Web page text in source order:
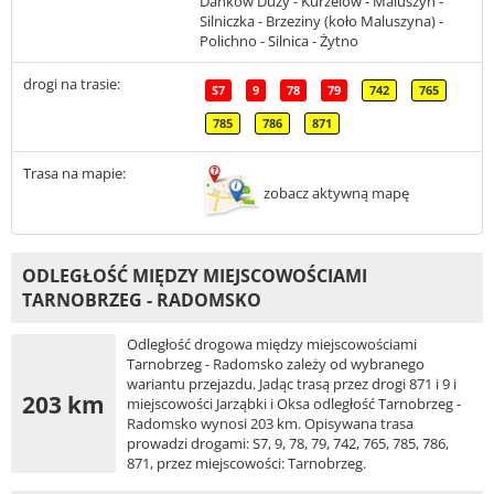
Silniczka - Brzeziny (koło Maluszyna) -
Polichno - Silnica - Żytno
drogi na trasie: S7 9 78 79 742 765
785 786 871
Trasa na mapie:
zobacz aktywną mapę
ODLEGŁOŚĆ MIĘDZY MIEJSCOWOŚCIAMI
TARNOBRZEG - RADOMSKO
203 km
Odległość drogowa między miejscowościami
Tarnobrzeg - Radomsko zależy od wybranego
wariantu przejazdu. Jadąc trasą przez drogi 871 i 9 i
miejscowości Jarząbki i Oksa odległość Tarnobrzeg -
Radomsko wynosi 203 km. Opisywana trasa
prowadzi drogami: S7, 9, 78, 79, 742, 765, 785, 786,
871, przez miejscowości: Tarnobrzeg.